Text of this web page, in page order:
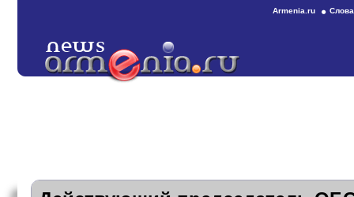
Armenia.ru